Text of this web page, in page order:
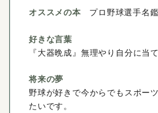
オススメの本 プロ野球選手名
好きな言葉
『大器晩成』無理やり自分に当
将来の夢
野球が好きで今からでもスポー
たいです。